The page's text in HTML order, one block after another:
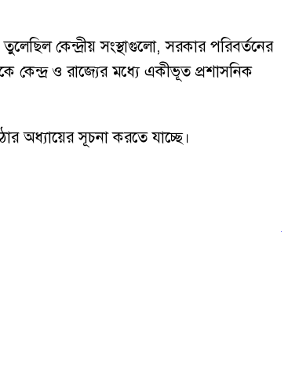
কেন্দ্রীয় সংস্থাগুলো, সরকার পরিবর্তনের
কেন্দ্র ও রাজ্যের মধ্যে একীভূত প্রশাসনিক
অধ্যায়ের সূচনা করতে যাচ্ছে।